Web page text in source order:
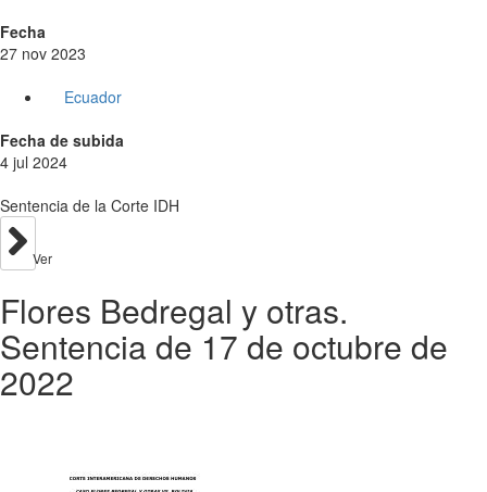
Fecha
27 nov 2023
Ecuador
Fecha de subida
4 jul 2024
Sentencia de la Corte IDH
Ver
Flores Bedregal y otras.
Sentencia de 17 de octubre de
2022